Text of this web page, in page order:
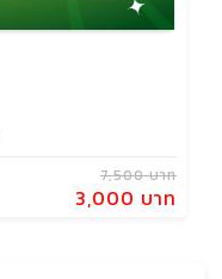
7,500 บาท
3,000 บาท